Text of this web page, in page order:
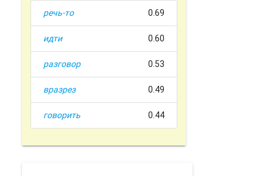
речь-то 0.69
идти 0.60
разговор 0.53
вразрез 0.49
говорить 0.44